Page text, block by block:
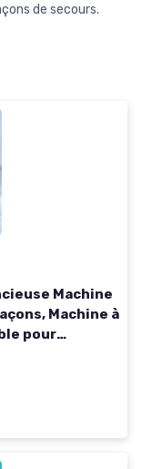
de secours.
Machine
Machine à
pour